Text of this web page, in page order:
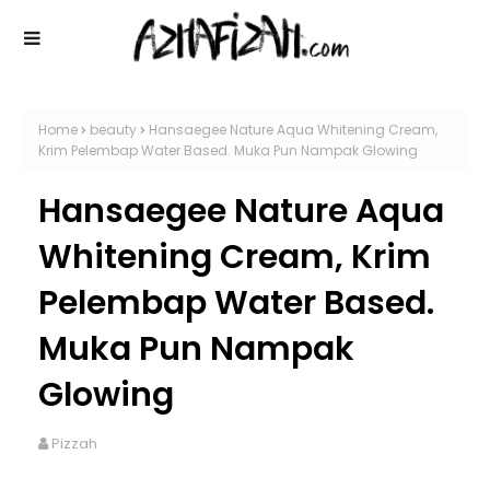
Home beauty
Hansaegee Nature Aqua Whitening Cream,
Krim Pelembap Water Based. Muka Pun Nampak Glowing
Hansaegee Nature Aqua
Whitening Cream, Krim
Pelembap Water Based.
Muka Pun Nampak
Glowing
Pizzah